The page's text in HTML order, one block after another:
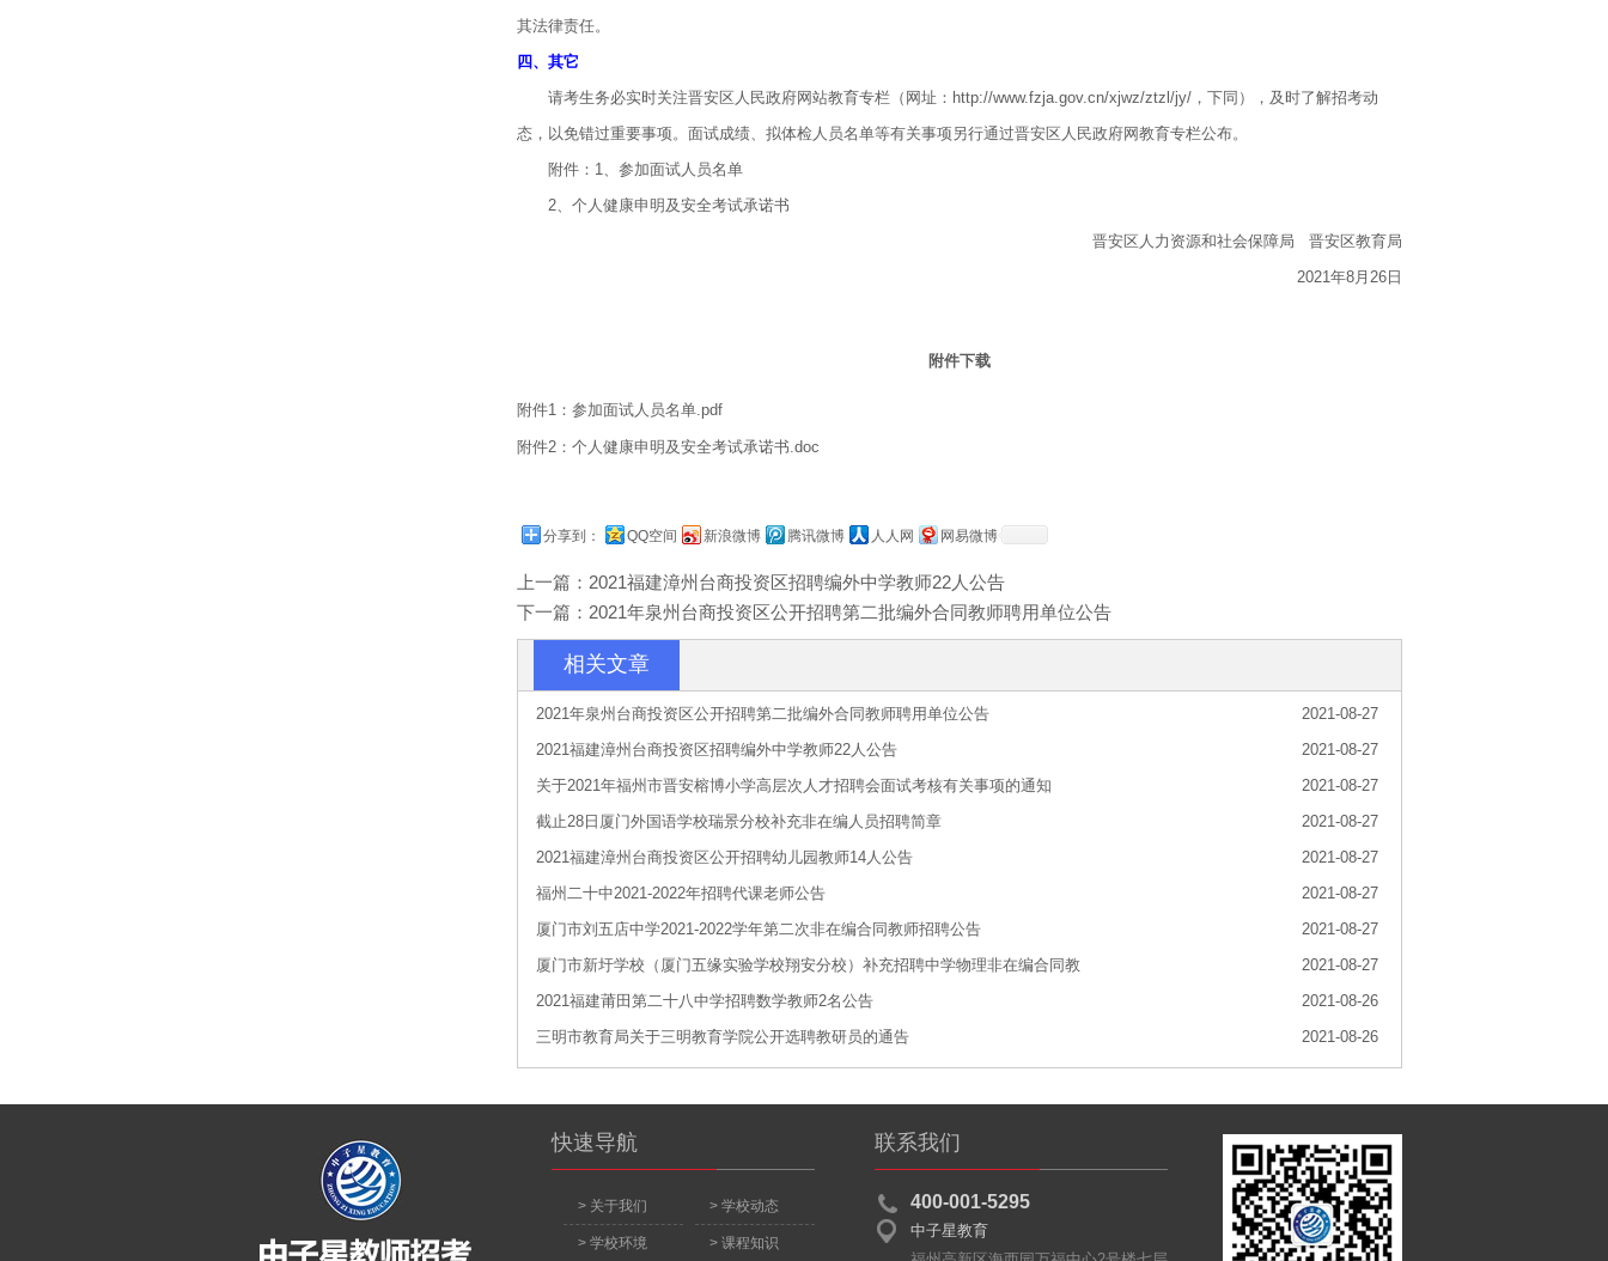
其法律责任。
四、其它
请考生务必实时关注晋安区人民政府网站教育专栏（网址：http://www.fzja.gov.cn/xjwz/ztzl/jy/，下同），及时了解招考动
态，以免错过重要事项。面试成绩、拟体检人员名单等有关事项另行通过晋安区人民政府网教育专栏公布。
附件：1、参加面试人员名单
2、个人健康申明及安全考试承诺书
晋安区人力资源和社会保障局 晋安区教育局
2021年8月26日
附件下载
附件1：参加面试人员名单.pdf
附件2：个人健康申明及安全考试承诺书.doc
分享到： QQ空间 新浪微博 腾讯微博 人人网 网易微博
上一篇： 2021福建漳州台商投资区招聘编外中学教师22人公告
下一篇： 2021年泉州台商投资区公开招聘第二批编外合同教师聘用单位公告
相关文章
2021年泉州台商投资区公开招聘第二批编外合同教师聘用单位公告
2021-08-27
2021福建漳州台商投资区招聘编外中学教师22人公告
2021-08-27
关于2021年福州市晋安榕博小学高层次人才招聘会面试考核有关事项的通知
2021-08-27
截止28日厦门外国语学校瑞景分校补充非在编人员招聘简章
2021-08-27
2021福建漳州台商投资区公开招聘幼儿园教师14人公告
2021-08-27
福州二十中2021-2022年招聘代课老师公告
2021-08-27
厦门市刘五店中学2021-2022学年第二次非在编合同教师招聘公告
2021-08-27
厦门市新圩学校（厦门五缘实验学校翔安分校）补充招聘中学物理非在编合同教
2021-08-27
2021福建莆田第二十八中学招聘数学教师2名公告
2021-08-26
三明市教育局关于三明教育学院公开选聘教研员的通告
2021-08-26
快速导航
> 关于我们 > 学校动态
> 学校环境 > 课程知识
联系我们
400-001-5295
中子星教育